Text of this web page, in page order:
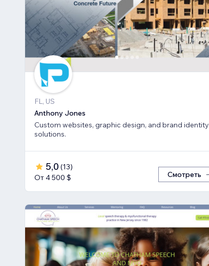
FL, US
Anthony Jones
Custom websites, graphic design, and brand identity
solutions.
5,0 (13)
От 4 500 $
Смотреть